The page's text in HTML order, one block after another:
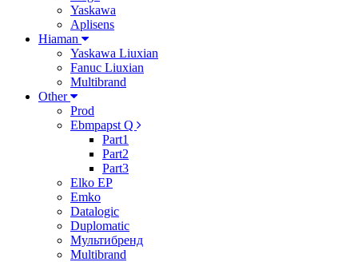
Yaskawa
Aplisens
Hiaman
Yaskawa Liuxian
Fanuc Liuxian
Multibrand
Other
Prod
Ebmpapst Q
Part1
Part2
Part3
Elko EP
Emko
Datalogic
Duplomatic
Мультибренд
Multibrand